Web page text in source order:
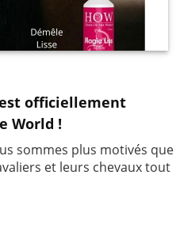
officiellement
World !
sommes plus motivés que
et leurs chevaux tout